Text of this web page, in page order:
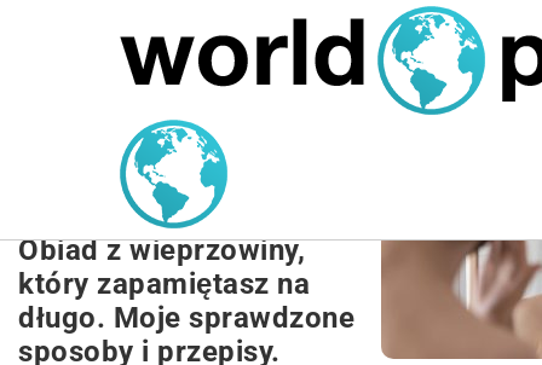
MARIUSZ ŁAMAGA 27.09.2025
Przepisy na Obiad z
Wieprzowiny: Szybkie,
Proste i Zdrowe Pomysły
Obiad z wieprzowiny,
który zapamiętasz na
długo. Moje sprawdzone
sposoby i przepisy.